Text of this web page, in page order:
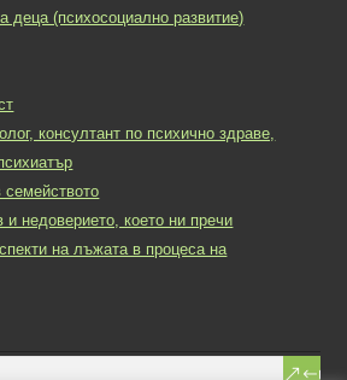
деца (психосоциално развитие)
консултант по психично здраве,
семейството
недоверието, което ни пречи
на лъжата в процеса на